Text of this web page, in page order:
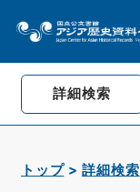
詳細検索
トップ 詳細検索